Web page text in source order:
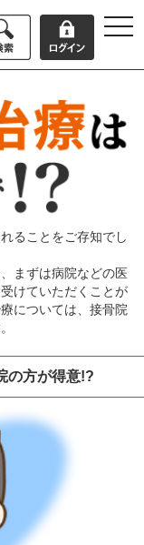
ることをご存知でし
まずは病院などの医
けていただくことが
については、接骨院
の方が得意!?